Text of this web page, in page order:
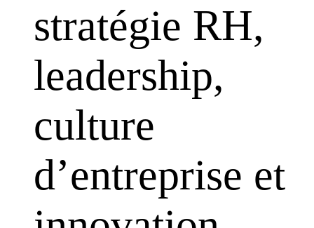
stratégie RH,
leadership,
culture
d’entreprise et